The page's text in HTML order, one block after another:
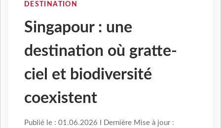
DESTINATION
Singapour : une
destination où gratte-
ciel et biodiversité
coexistent
Publié le : 01.06.2026 I Dernière Mise à jour :